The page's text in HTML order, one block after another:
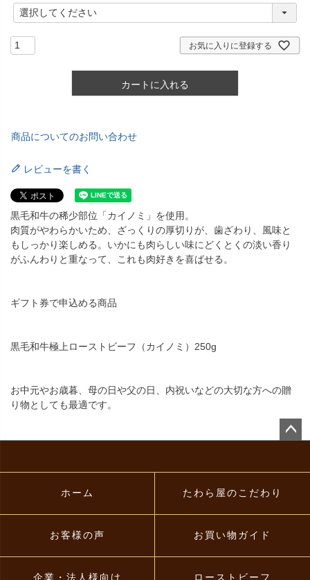
(
必
お気に入りに登録する
カートに入れる
商品についてのお問い合わせ
レビューを書く
黒毛和牛の稀少部位「カイノミ」を使用。
肉質がやわらかいため、ざっくりの厚切りが、歯ざわり、風味と
もしっかり楽しめる。いかにも肉らしい味にどくとくの淡い香り
がふんわりと重なって、これも肉好きを喜ばせる。
ギフト券で申込める商品
黒毛和牛極上ローストビーフ（カイノミ）250g
お中元やお歳暮、母の日や父の日、内祝いなどの大切な方への贈
り物としても最適です。
ホーム たわら屋のこだわり
お客様の声 お買い物ガイド
企業・法人様向け ローストビーフ